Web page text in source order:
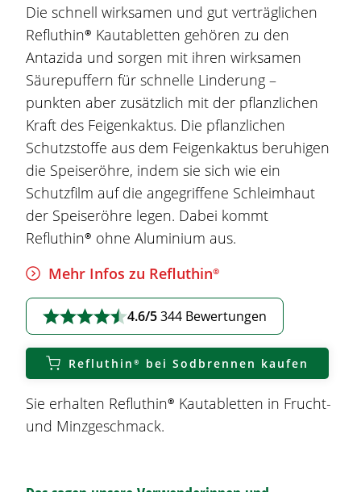
Die schnell wirksamen und gut verträglichen
Refluthin® Kautabletten gehören zu den
Antazida und sorgen mit ihren wirksamen
Säurepuffern für schnelle Linderung –
punkten aber zusätzlich mit der pflanzlichen
Kraft des Feigenkaktus. Die pflanzlichen
Schutzstoffe aus dem Feigenkaktus beruhigen
die Speiseröhre, indem sie sich wie ein
Schutzfilm auf die angegriffene Schleimhaut
der Speiseröhre legen. Dabei kommt
Refluthin® ohne Aluminium aus.
Mehr Infos zu Refluthin®
4.6/5344 Bewertungen
Refluthin® bei Sodbrennen kaufen
Sie erhalten Refluthin® Kautabletten in Frucht-
und Minzgeschmack.